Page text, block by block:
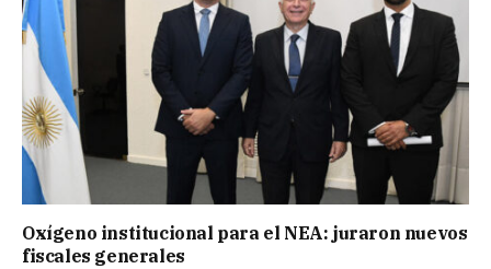
Oxígeno institucional para el NEA: juraron nuevos
fiscales generales